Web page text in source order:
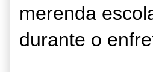
merenda
durante o